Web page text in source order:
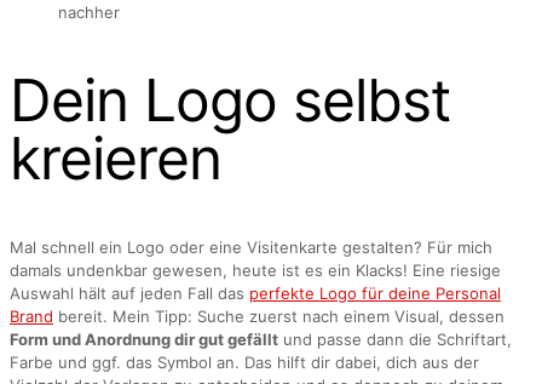
nachher
Dein Logo selbst
kreieren
Mal schnell ein Logo oder eine Visitenkarte gestalten? Für mich
damals undenkbar gewesen, heute ist es ein Klacks! Eine riesige
Auswahl hält auf jeden Fall das perfekte Logo für deine Personal
Brand bereit. Mein Tipp: Suche zuerst nach einem Visual, dessen
Form und Anordnung dir gut gefällt und passe dann die Schriftart,
Farbe und ggf. das Symbol an. Das hilft dir dabei, dich aus der